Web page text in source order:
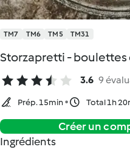
TM7 TM6 TM5 TM31
Storzapretti -
3.6 9
Prép. 15min Total 1h
Créer un
Ingrédients